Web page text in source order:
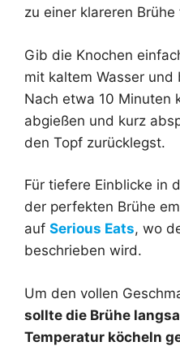
zu einer klareren
Gib die Knochen
mit kaltem Wasser und
Nach etwa 10 Minuten
abgießen und kurz
den Topf zurücklegst.
Für tiefere Einblicke in
der perfekten Brühe
auf Serious Eats, wo
beschrieben wird.
Um den vollen
sollte die Brühe
Temperatur köcheln